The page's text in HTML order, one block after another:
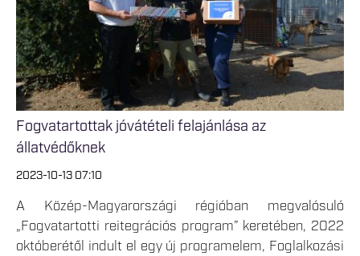
Fogvatartottak jóvátételi felajánlása az
állatvédőknek
2023-10-13 07:10
A Közép-Magyarországi régióban megvalósuló
„Fogvatartotti reitegrációs program” keretében, 2022
októberétől indult el egy új programelem, Foglalkozási